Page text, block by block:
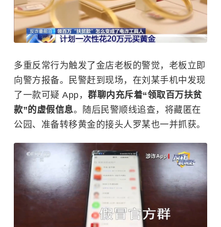
多重反常行为触发了金店老板的警觉，老板立即
向警方报备。民警赶到现场，在刘某手机中发现
了一款可疑 App， 群聊内充斥着“领取百万扶贫
款”的虚假信息。随后民警顺线追查，将藏匿在
公园、准备转移黄金的接头人罗某也一并抓获。